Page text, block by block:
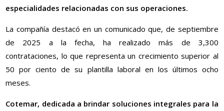
especialidades relacionadas con sus operaciones.
La compañía destacó en un comunicado que, de septiembre
de 2025 a la fecha, ha realizado más de 3,300
contrataciones, lo que representa un crecimiento superior al
50 por ciento de su plantilla laboral en los últimos ocho
meses.
Cotemar, dedicada a brindar soluciones integrales para la